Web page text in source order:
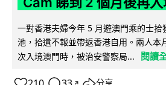
一對香港夫婦今年 5 月遊澳門乘的士拾
池，拾遺不報並帶返香港自用。兩人本
次入境澳門時，被治安警察局...
閱讀
↗